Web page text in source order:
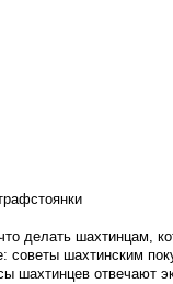
делать шахтинцам,
советы шахтинским
шахтинцев отвечают